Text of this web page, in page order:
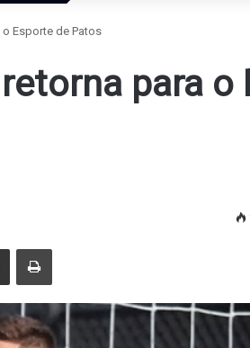
o Esporte de Patos
para o
Compartilhar via e-mail Imprimir